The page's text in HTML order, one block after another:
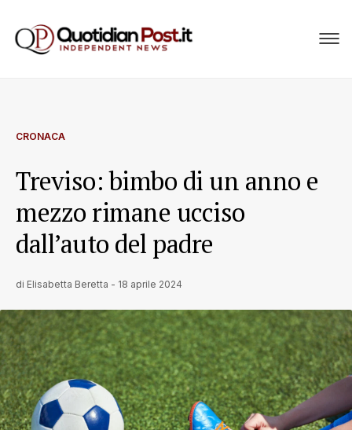
CRONACA
Treviso: bimbo di un anno e
mezzo rimane ucciso
dall’auto del padre
di Elisabetta Beretta - 18 aprile 2024